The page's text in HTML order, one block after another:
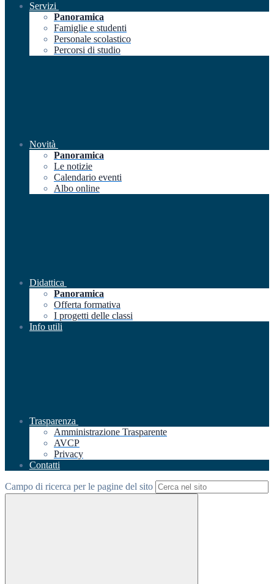
Servizi
Panoramica
Famiglie e studenti
Personale scolastico
Percorsi di studio
Novità
Panoramica
Le notizie
Calendario eventi
Albo online
Didattica
Panoramica
Offerta formativa
I progetti delle classi
Info utili
Trasparenza
Amministrazione Trasparente
AVCP
Privacy
Contatti
Campo di ricerca per le pagine del sito